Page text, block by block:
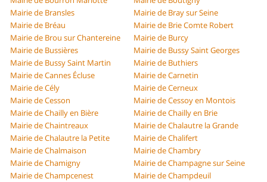
Mairie de Bransles
Mairie de Bray sur Seine
Mairie de Bréau
Mairie de Brie Comte Robert
Mairie de Brou sur Chantereine
Mairie de Burcy
Mairie de Bussières
Mairie de Bussy Saint Georges
Mairie de Bussy Saint Martin
Mairie de Buthiers
Mairie de Cannes Écluse
Mairie de Carnetin
Mairie de Cély
Mairie de Cerneux
Mairie de Cesson
Mairie de Cessoy en Montois
Mairie de Chailly en Bière
Mairie de Chailly en Brie
Mairie de Chaintreaux
Mairie de Chalautre la Grande
Mairie de Chalautre la Petite
Mairie de Chalifert
Mairie de Chalmaison
Mairie de Chambry
Mairie de Chamigny
Mairie de Champagne sur Seine
Mairie de Champcenest
Mairie de Champdeuil